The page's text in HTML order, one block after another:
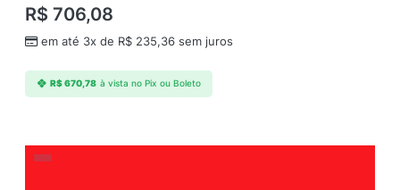
R$ 706,08
em até 3x de R$ 235,36 sem juros
R$670,78 à vista no Pix ou Boleto